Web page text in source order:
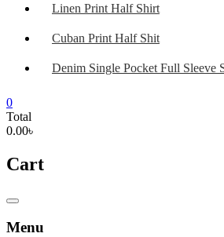
Linen Print Half Shirt
Cuban Print Half Shit
Denim Single Pocket Full Sleeve
0
Total
0.00৳
Cart
Catalog
Menu